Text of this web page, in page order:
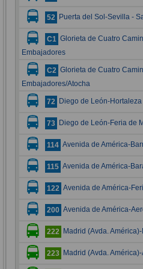
52 Puerta del Sol-Sevilla -
C1 Glorieta de Cuatro
Embajadores
C2 Glorieta de Cuatro
Embajadores/Atocha
72 Diego de León-Hortaleza
73 Diego de León-Feria de
114 Avenida de América-
115 Avenida de América-
122 Avenida de América-
200 Avenida de América-
222 Madrid (Avda.
223 Madrid (Avda.